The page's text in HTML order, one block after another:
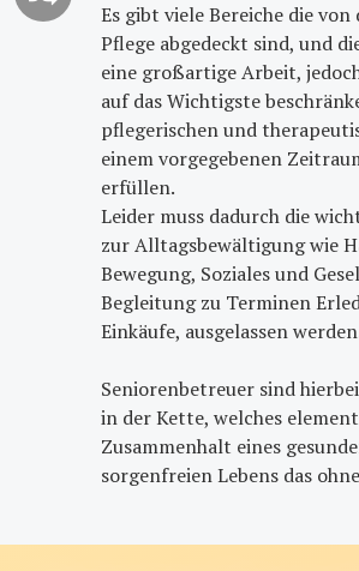
Es gibt viele Bereiche die
Pflege abgedeckt sind, und
eine großartige Arbeit,
auf das Wichtigste
pflegerischen und
einem vorgegebenen
erfüllen.
Leider muss dadurch die
zur Alltagsbewältigung wie
Bewegung, Soziales und
Begleitung zu Terminen
Einkäufe, ausgelassen
Seniorenbetreuer sind
in der Kette, welches
Zusammenhalt eines
sorgenfreien Lebens das